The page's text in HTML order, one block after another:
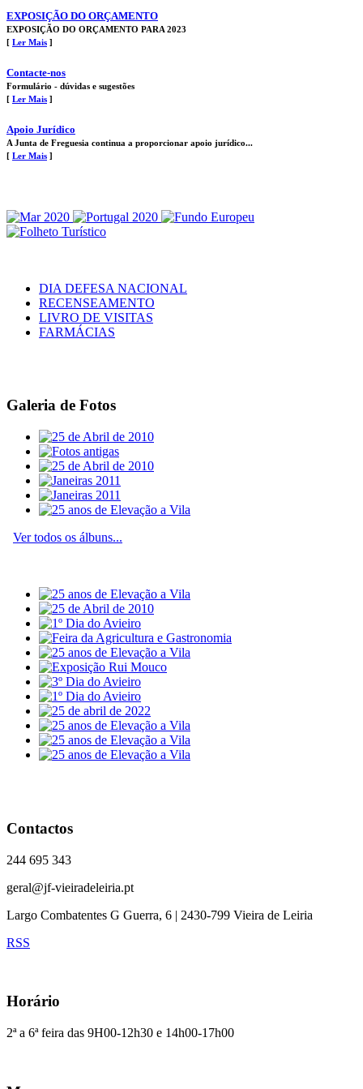
EXPOSIÇÃO DO ORÇAMENTO
EXPOSIÇÃO DO ORÇAMENTO PARA 2023
[ Ler Mais ]
Contacte-nos
Formulário - dúvidas e sugestões
[ Ler Mais ]
Apoio Jurídico
A Junta de Freguesia continua a proporcionar apoio jurídico...
[ Ler Mais ]
DIA DEFESA NACIONAL
RECENSEAMENTO
LIVRO DE VISITAS
FARMÁCIAS
Galeria de Fotos
Ver todos os álbuns...
Contactos
244 695 343
geral@jf-vieiradeleiria.pt
Largo Combatentes G Guerra, 6 | 2430-799 Vieira de Leiria
RSS
Horário
2ª a 6ª feira das 9H00-12h30 e 14h00-17h00